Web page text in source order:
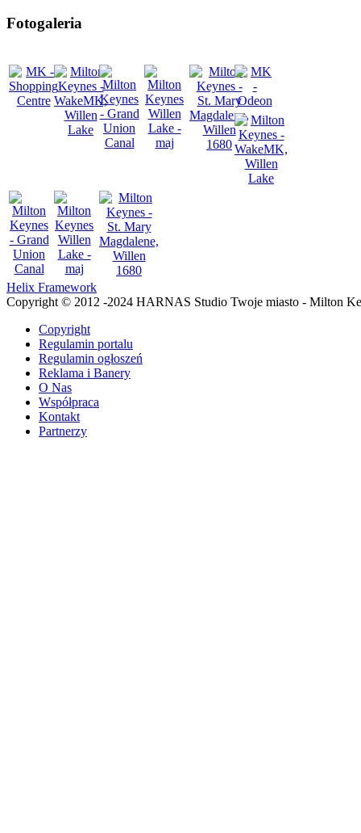
Fotogaleria
Helix Framework
Copyright © 2012 -2024 HARNAS Studio Twoje miasto - Milton
Copyright
Regulamin portalu
Regulamin ogłoszeń
Reklama i Banery
O Nas
Współpraca
Kontakt
Partnerzy